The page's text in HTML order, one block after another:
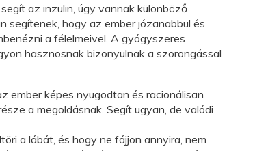
az inzulin, úgy vannak különböző
segítenek, hogy az ember józanabbul és
a félelmeivel. A gyógyszeres
hasznosnak bizonyulnak a szorongással
ember képes nyugodtan és racionálisan
a megoldásnak. Segít ugyan, de valódi
a lábát, és hogy ne fájjon annyira, nem